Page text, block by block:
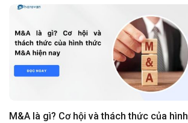
M&A là gì? Cơ hội và thách thức của hình